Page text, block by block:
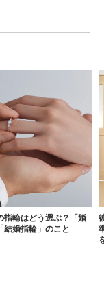
指輪はどう選ぶ？「婚
結婚指輪」のこと